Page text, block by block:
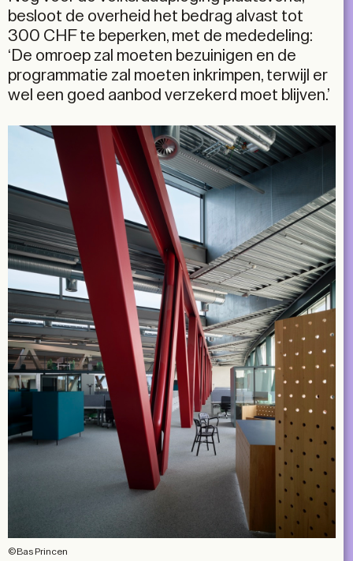
besloot de overheid het bedrag alvast tot
300 CHF te beperken, met de mededeling:
‘De omroep zal moeten bezuinigen en de
programmatie zal moeten inkrimpen, terwijl er
wel een goed aanbod verzekerd moet blijven.’
©Bas Princen